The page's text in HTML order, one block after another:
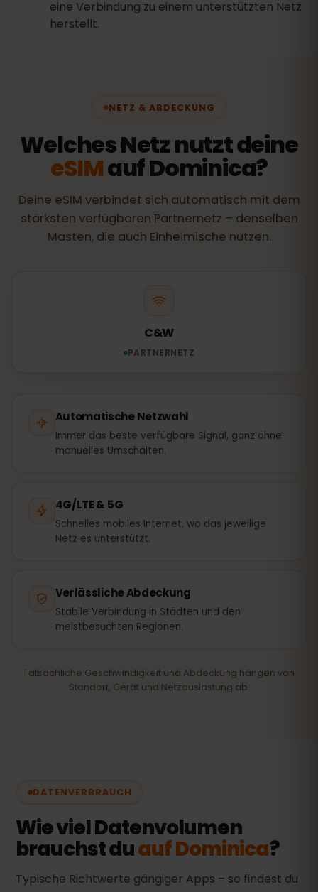
eine Verbindung zu einem unterstützten Netz
herstellt.
NETZ & ABDECKUNG
Welches Netz nutzt deine
eSIMauf Dominica?
Deine eSIM verbindet sich automatisch mit dem
stärksten verfügbaren Partnernetz – denselben
Masten, die auch Einheimische nutzen.
C&W
PARTNERNETZ
Automatische Netzwahl
Immer das beste verfügbare Signal, ganz ohne
manuelles Umschalten.
4G/LTE & 5G
Schnelles mobiles Internet, wo das jeweilige
Netz es unterstützt.
Verlässliche Abdeckung
Stabile Verbindung in Städten und den
meistbesuchten Regionen.
Tatsächliche Geschwindigkeit und Abdeckung hängen von
Standort, Gerät und Netzauslastung ab.
DATENVERBRAUCH
Wie viel Datenvolumen
brauchst duauf Dominica?
Typische Richtwerte gängiger Apps – so findest du